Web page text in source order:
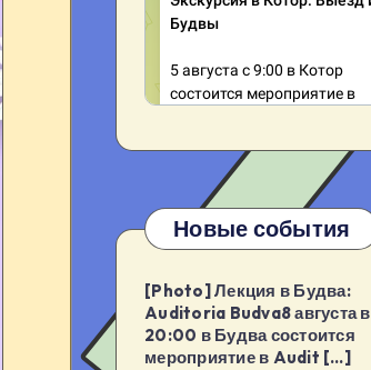
Новые события
[Photo] Лекция в Будва:
Auditoria Budva8 августа в
20:00 в Будва состоится
мероприятие в Audit […]